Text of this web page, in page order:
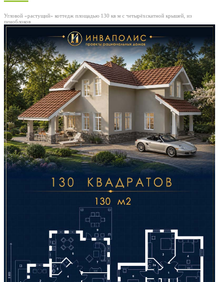
Угловой «растущий» коттедж площадью 130 кв м с четырёхскатной крышей, из
пеноблоков